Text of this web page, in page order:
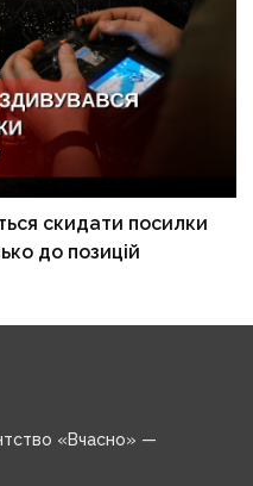
скидати посилки
до позицій
«Вчасно» —